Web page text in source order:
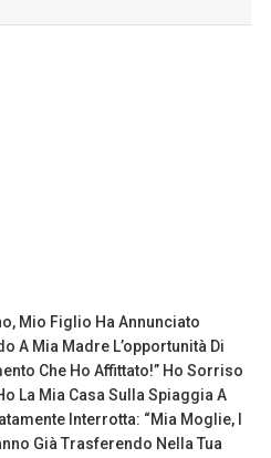
Mio Figlio Ha Annunciato
A Mia Madre L’opportunità Di
Che Ho Affittato!” Ho Sorriso
La Mia Casa Sulla Spiaggia A
Interrotta: “Mia Moglie, I
Già Trasferendo Nella Tua